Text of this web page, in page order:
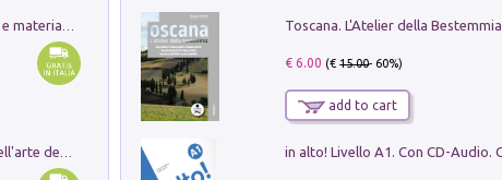
Ricerche dei dottorandi in storia dell'arte della Sapienza
Toscana. L'Atelier della Bestemmia
€ 6.00 (€15.00- 60%)
add to cart